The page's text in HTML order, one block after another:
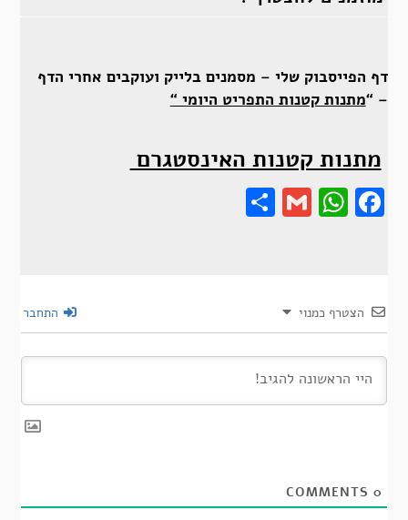
דף הפייסבוק שלי – מסמנים בלייק ועוקבים אחרי הדף
– “מתנות קטנות התפריט היומי “
מתנות קטנות האינסטגרם
Gmail
Share
הצטרף כמנוי התחבר
0